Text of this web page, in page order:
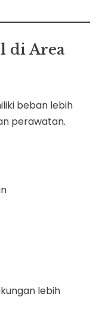
di Area
beban lebih
perawatan.
lebih